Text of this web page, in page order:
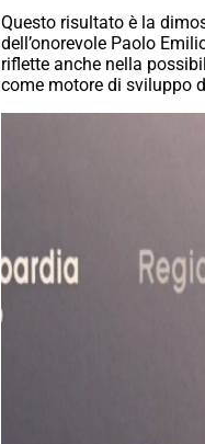
Questo risultato è la
dell’onorevole Paolo
riflette anche nella
come motore di sviluppo